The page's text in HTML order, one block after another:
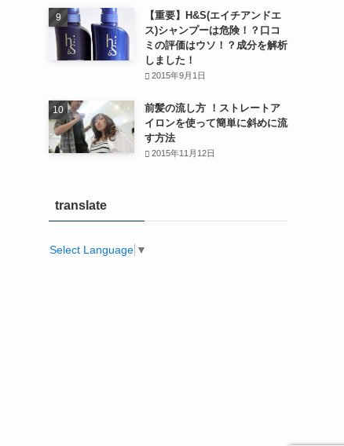
【重要】H&S(エイチアンドエ
ス)シャンプーは危険！？口コ
ミの評価はウソ！？成分を解析
しました！
2015年9月1日
前髪の流し方 ！ストレートア
イロンを使って簡単に斜めに流
す方法
2015年11月12日
translate
Select Language ▼